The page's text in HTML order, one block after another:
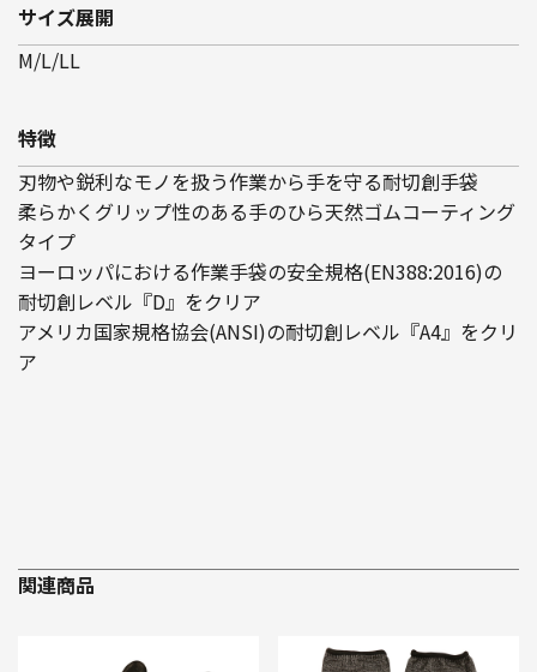
サイズ展開
M/L/LL
特徴
刃物や鋭利なモノを扱う作業から手を守る耐切創手袋
柔らかくグリップ性のある手のひら天然ゴムコーティング
タイプ
ヨーロッパにおける作業手袋の安全規格(EN388:2016)の
耐切創レベル『D』をクリア
アメリカ国家規格協会(ANSI)の耐切創レベル『A4』をクリ
ア
関連商品